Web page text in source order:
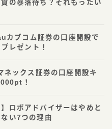
の暴落待ち？それもったい
カブコム証券の口座開設で
レゼント！
ネックス証券の口座開設キ
！
】ロボアドバイザーはやめと
い7つの理由